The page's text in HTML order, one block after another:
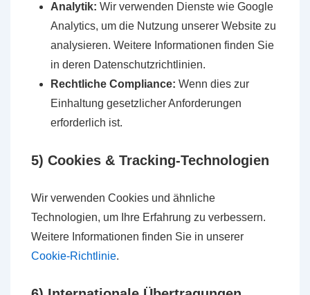
Analytik: Wir verwenden Dienste wie Google
Analytics, um die Nutzung unserer Website zu
analysieren. Weitere Informationen finden Sie
in deren Datenschutzrichtlinien.
Rechtliche Compliance: Wenn dies zur
Einhaltung gesetzlicher Anforderungen
erforderlich ist.
5) Cookies & Tracking-Technologien
Wir verwenden Cookies und ähnliche
Technologien, um Ihre Erfahrung zu verbessern.
Weitere Informationen finden Sie in unserer
Cookie-Richtlinie.